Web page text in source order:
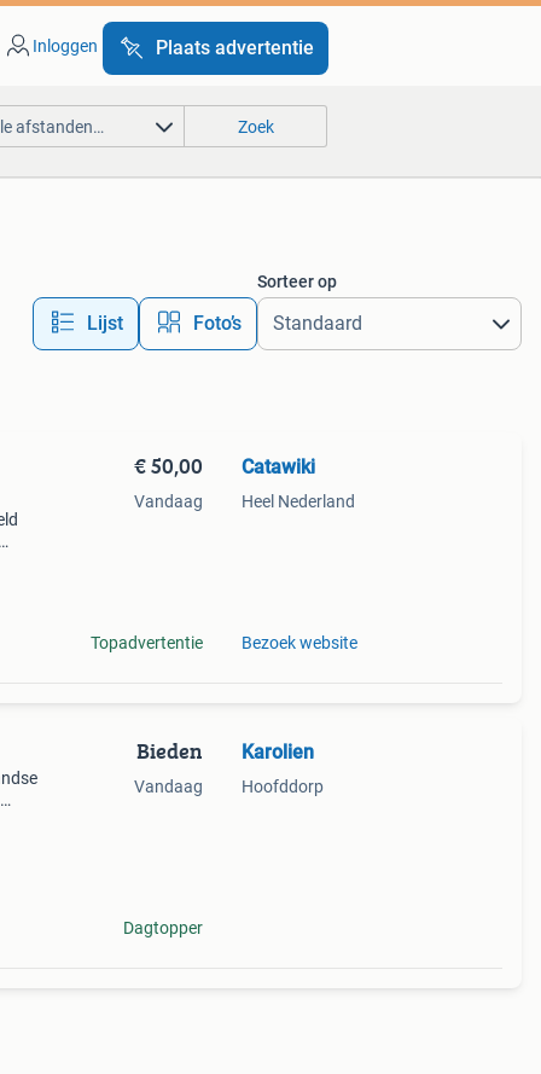
Inloggen Plaats advertentie
afstanden… Zoek
Lijst Foto’s
Sorteer op
€ 50,00
Vandaag
Topadvertentie
Catawiki
Heel Nederland
Bezoek website
Bieden
Vandaag
Dagtopper
Karolien
Hoofddorp